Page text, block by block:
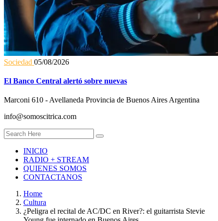
Sociedad 05/08/2026
El Banco Central alertó sobre nuevas
Marconi 610 - Avellaneda Provincia de Buenos Aires Argentina
info@somoscitrica.com
INICIO
RADIO + STREAM
QUIENES SOMOS
CONTACTANOS
Home
Cultura
¿Peligra el recital de AC/DC en River?: el guitarrista Stevie